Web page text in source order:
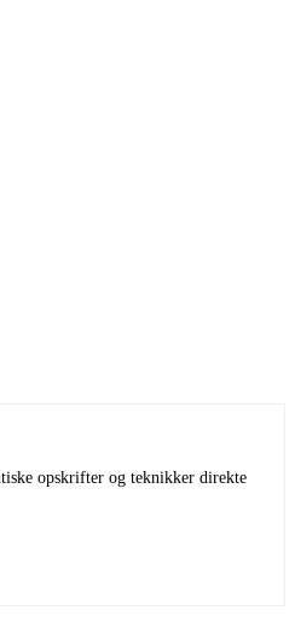
opskrifter og teknikker direkte